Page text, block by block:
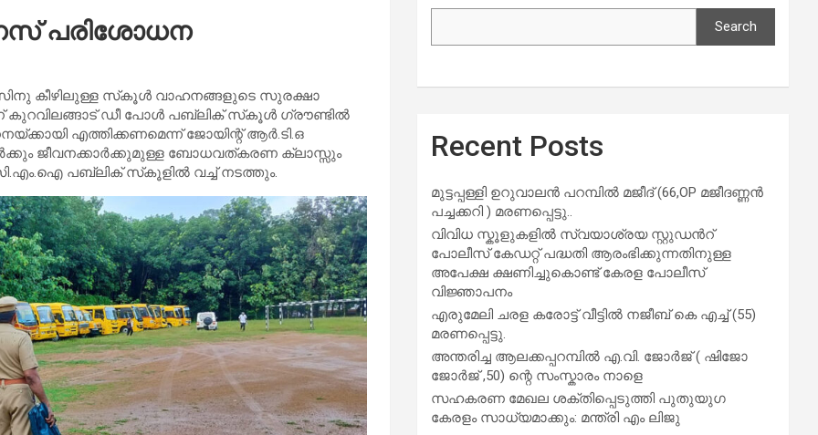
പരിശോധന
കീഴിലുള്ള സ്‌കൂൾ വാഹനങ്ങളുടെ സുരക്ഷാ
കുറവിലങ്ങാട് ഡീ പോൾ പബ്ലിക് സ്‌കൂൾ ഗ്രൗണ്ടിൽ
എത്തിക്കണമെന്ന് ജോയിന്റ് ആർ.ടി.ഒ
ജീവനക്കാർക്കുമുള്ള ബോധവത്കരണ ക്ലാസ്സും
പബ്ലിക് സ്‌കൂളിൽ വച്ച് നടത്തും.
Search
Recent Posts
മുട്ടപ്പള്ളി ഉറുവാലൻ പറമ്പിൽ മജീദ് (66,OP മജീദണ്ണൻ
പച്ചക്കറി ) മരണപ്പെട്ടു..
വിവിധ സ്കൂളുകളില്‍ സ്വയാശ്രയ സ്റ്റുഡന്‍റ്
പോലീസ് കേഡറ്റ് പദ്ധതി ആരംഭിക്കുന്നതിനുള്ള
അപേക്ഷ ക്ഷണിച്ചുകൊണ്ട് കേരള പോലീസ്
വിജ്ഞാപനം
എരുമേലി ചരള കരോട്ട് വീട്ടിൽ നജീബ് കെ എച്ച് (55)
മരണപ്പെട്ടു.
അന്തരിച്ച ആ​ല​ക്ക​പ്പ​റമ്പിൽ​ എ.​വി. ജോ​ർ​ജ് ( ഷിജോ
ജോർജ് ,50) ന്റെ സംസ്കാരം നാളെ
സഹകരണ മേഖല ശക്തിപ്പെടുത്തി പുതുയുഗ
കേരളം സാധ്യമാക്കും: മന്ത്രി എം ലിജു